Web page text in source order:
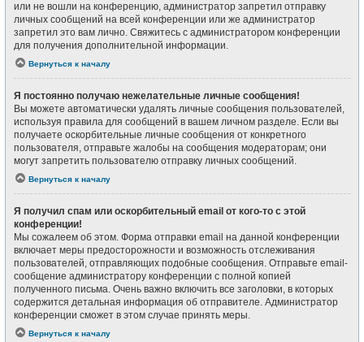
или не вошли на конференцию, администратор запретил отправку
личных сообщений на всей конференции или же администратор
запретил это вам лично. Свяжитесь с администратором конференции
для получения дополнительной информации.
Вернуться к началу
Я постоянно получаю нежелательные личные сообщения!
Вы можете автоматически удалять личные сообщения пользователей,
используя правила для сообщений в вашем личном разделе. Если вы
получаете оскорбительные личные сообщения от конкретного
пользователя, отправьте жалобы на сообщения модераторам; они
могут запретить пользователю отправку личных сообщений.
Вернуться к началу
Я получил спам или оскорбительный email от кого-то с этой
конференции!
Мы сожалеем об этом. Форма отправки email на данной конференции
включает меры предосторожности и возможность отслеживания
пользователей, отправляющих подобные сообщения. Отправьте email-
сообщение администратору конференции с полной копией
полученного письма. Очень важно включить все заголовки, в которых
содержится детальная информация об отправителе. Администратор
конференции сможет в этом случае принять меры.
Вернуться к началу